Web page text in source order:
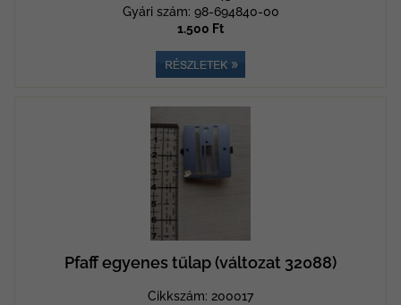
Gyári szám: 98-694840-00
1.500 Ft
Pfaff egyenes tűlap (változat 32088)
Cikkszám: 200017